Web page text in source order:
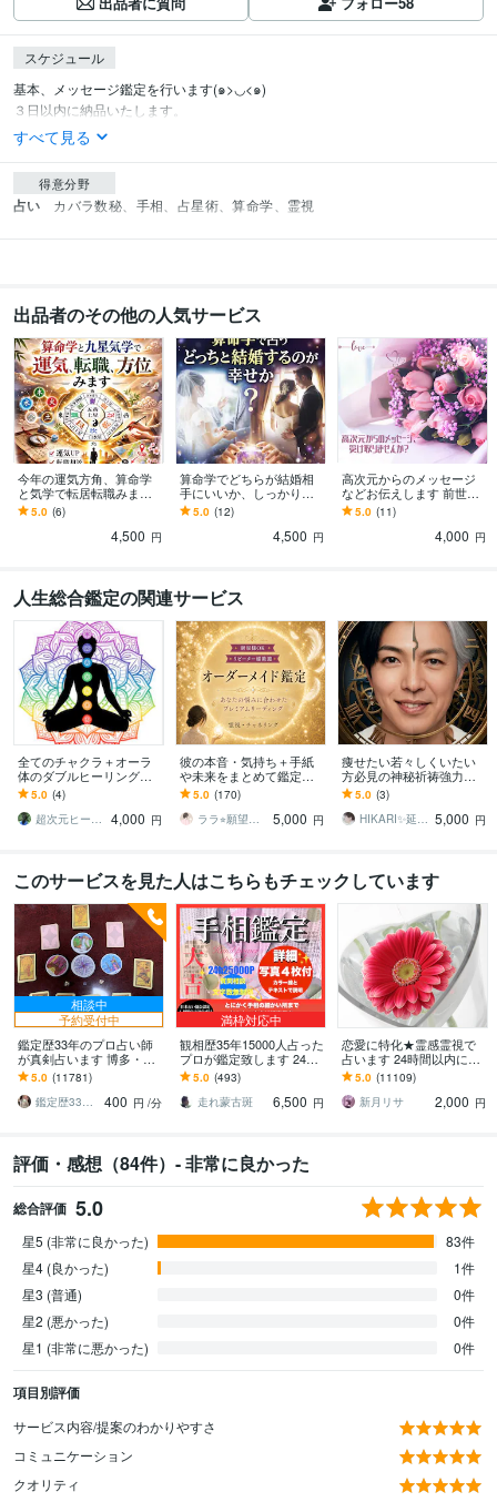
スケジュール
基本、メッセージ鑑定を行います(๑>◡<๑)
３日以内に納品いたします。
すべて見る
得意分野
占い カバラ数秘、手相、占星術、算命学、霊視
出品者のその他の人気サービス
今年の運気方角、算命学
と気学で転居転職みます
今の貴方に適した職や働
き方、転職、転居の方位
5.0 (6)
4,500 円
算命学でどちらが結婚相
手にいいか、しっかり見
ます 超辛口です。相性
（跡継ぎ？家業？婿養
子？仕事のパートナ
5.0 (12)
4,500 円
高次元からのメッセージ
などお伝えします 前世、
ガイドメッセージ、アカ
シックレコード、故人鑑
5.0 (11)
4,000 円
人生総合鑑定の関連サービス
全てのチャクラ＋オーラ
体のダブルヒーリングし
ます 宇宙根源のエネルギ
ーで癒し、生命エネルギ
ーをチャージ！！
5.0 (4)
超次元ヒーラー みい
4,000 円
彼の本音・気持ち＋手紙
や未来をまとめて鑑定し
ます テーマ2件OK｜お手
紙・未来・本音を自由に
選べます（特典付）
5.0 (170)
ララ⭐︎願望実現サポート
5,000 円
痩せたい若々しくいたい
方必見の神秘祈祷強力に
します ダイエット 体
型 食事制限なし↑運動一
切なし↑理想の姿へ導く
5.0 (3)
HIKARI✨延長8月31日まで破格値引 5,000 円
このサービスを見た人はこちらもチェックしています
相談中
予約受付中
鑑定歴33年のプロ占い師
が真剣占います 博多・廓
屋の純血統占い祈願師
雷鳥
5.0 (11781)
鑑定歴33年のプロ占い師 雷鳥
400 円 /分
満枠対応中
観相歴35年15000人占った
プロが鑑定致します 24h2
5000字☪️線紋手形精密診
断、開運未来占います
5.0 (493)
走れ蒙古斑
6,500 円
恋愛に特化★霊感霊視で
占います 24時間以内に返
信、スピリチュアル鑑定
5.0 (11109)
新月リサ
2,000 円
評価・感想（84件）- 非常に良かった
総合評価 5.0
星5 (非常に良かった)
83件
星4 (良かった)
1件
星3 (普通)
0件
星2 (悪かった)
0件
星1 (非常に悪かった)
0件
項目別評価
サービス内容/提案のわかりやすさ
コミュニケーション
クオリティ